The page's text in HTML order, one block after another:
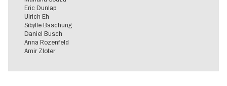
Eric Dunlap
Ulrich Eh
Sibylle Baschung
Daniel Busch
Anna Rozenfeld
Amir Zloter